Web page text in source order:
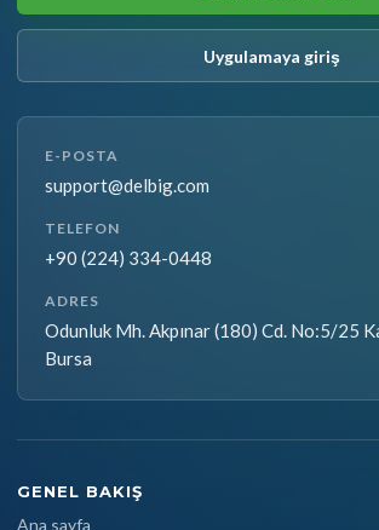
Uygulamaya giriş
E-POSTA
support@delbig.com
TELEFON
+90 (224) 334-0448
ADRES
Odunluk Mh. Akpınar (180) Cd. No:5/25
Bursa
GENEL BAKIŞ
Ana sayfa